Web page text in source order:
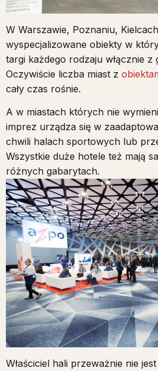
W Warszawie, Poznaniu,
wyspecjalizowane obiekty w
targi każdego rodzaju włącznie z
Oczywiście liczba miast z
cały czas rośnie.
A w miastach których nie
imprez urządza się w
chwili halach sportowych lub
Wszystkie duże hotele też mają
różnych gabarytach.
Właściciel hali przeważnie nie